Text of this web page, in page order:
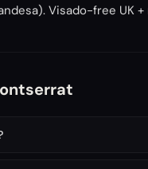
Visado-free UK